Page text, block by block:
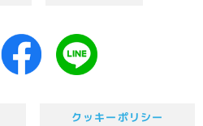
クッキーポリシー